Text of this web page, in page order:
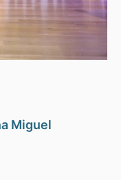
Miguel